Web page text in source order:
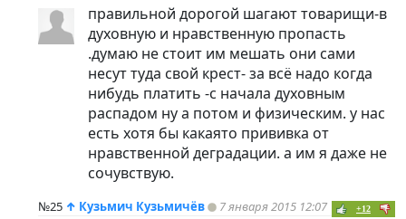
правильной дорогой шагают товарищи-в
духовную и нравственную пропасть
.думаю не стоит им мешать они сами
несут туда свой крест- за всё надо когда
нибудь платить -с начала духовным
распадом ну а потом и физическим. у нас
есть хотя бы какаято прививка от
нравственной деградации. а им я даже не
сочувствую.
№25 ↑ Кузьмич Кузьмичёв 7 января 2015 12:07 +12